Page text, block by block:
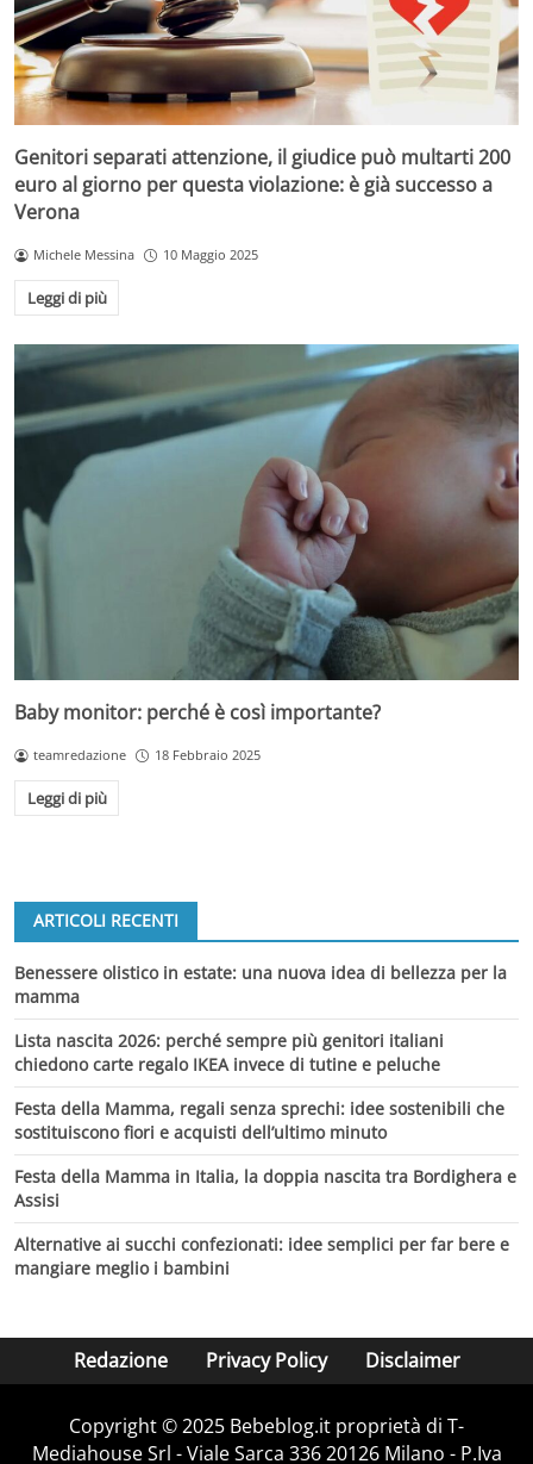
Genitori separati attenzione, il giudice può multarti 200
euro al giorno per questa violazione: è già successo a
Verona
Michele Messina 10 Maggio 2025
Leggi di più
Baby monitor: perché è così importante?
teamredazione 18 Febbraio 2025
Leggi di più
ARTICOLI RECENTI
Benessere olistico in estate: una nuova idea di bellezza per la
mamma
Lista nascita 2026: perché sempre più genitori italiani
chiedono carte regalo IKEA invece di tutine e peluche
Festa della Mamma, regali senza sprechi: idee sostenibili che
sostituiscono fiori e acquisti dell’ultimo minuto
Festa della Mamma in Italia, la doppia nascita tra Bordighera e
Assisi
Alternative ai succhi confezionati: idee semplici per far bere e
mangiare meglio i bambini
Redazione Privacy Policy Disclaimer
Copyright © 2025 Bebeblog.it proprietà di T-
Mediahouse Srl - Viale Sarca 336 20126 Milano - P.Iva